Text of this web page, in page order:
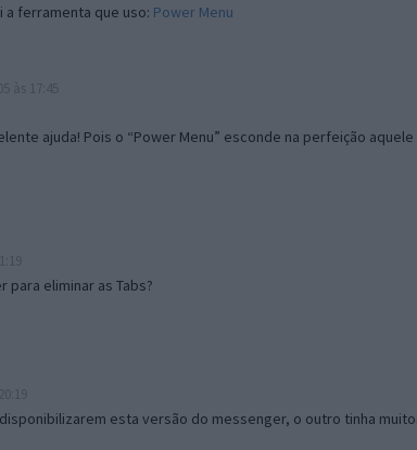
ferramenta que uso: Power Menu
ajuda! Pois o “Power Menu” esconde na perfeição
para eliminar as Tabs?
esta versão do messenger, o outro tinha